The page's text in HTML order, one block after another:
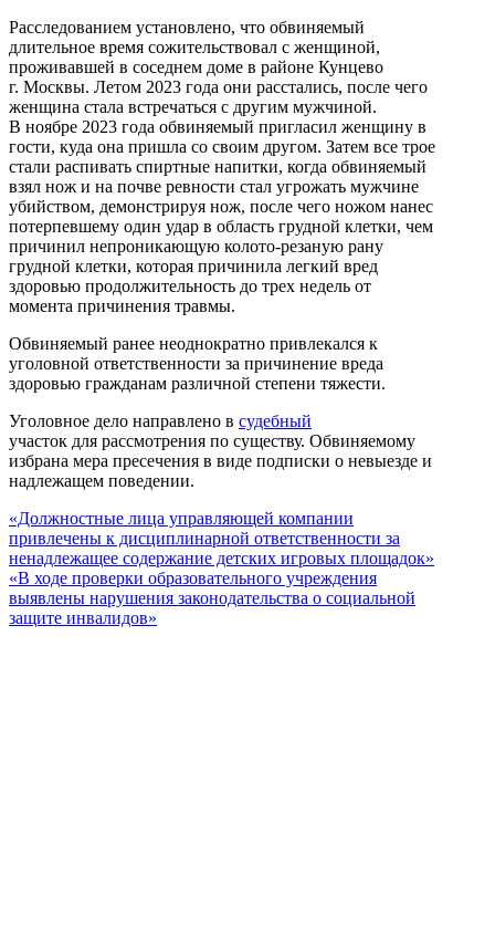
Расследованием установлено, что обвиняемый
длительное время сожительствовал с женщиной,
проживавшей в соседнем доме в районе Кунцево
г. Москвы. Летом 2023 года они расстались, после чего
женщина стала встречаться с другим мужчиной.
В ноябре 2023 года обвиняемый пригласил женщину в
гости, куда она пришла со своим другом. Затем все трое
стали распивать спиртные напитки, когда обвиняемый
взял нож и на почве ревности стал угрожать мужчине
убийством, демонстрируя нож, после чего ножом нанес
потерпевшему один удар в область грудной клетки, чем
причинил непроникающую колото-резаную рану
грудной клетки, которая причинила легкий вред
здоровью продолжительность до трех недель от
момента причинения травмы.
Обвиняемый ранее неоднократно привлекался к
уголовной ответственности за причинение вреда
здоровью гражданам различной степени тяжести.
Уголовное дело направлено в судебный
участок для рассмотрения по существу. Обвиняемому
избрана мера пресечения в виде подписки о невыезде и
надлежащем поведении.
«Должностные лица управляющей компании
привлечены к дисциплинарной ответственности за
ненадлежащее содержание детских игровых площадок»
«В ходе проверки образовательного учреждения
выявлены нарушения законодательства о социальной
защите инвалидов»